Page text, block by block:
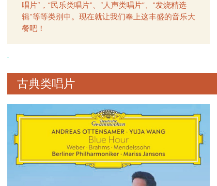
唱片”，“民乐类唱片”、“人声类唱片”、“发烧精选
辑”等等类别中。现在就让我们奉上这丰盛的音乐大
餐吧！
古典类唱片